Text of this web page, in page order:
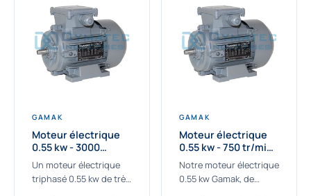
GAMAK
Moteur électrique
0.55 kw - 3000
Tr/min - 230/400V -
IE2
Un moteur électrique
triphasé 0.55 kw de très
GAMAK
Moteur électrique
0.55 kw - 750 tr/min -
230/400V - IE2
Notre moteur électrique
0.55 kw Gamak, de